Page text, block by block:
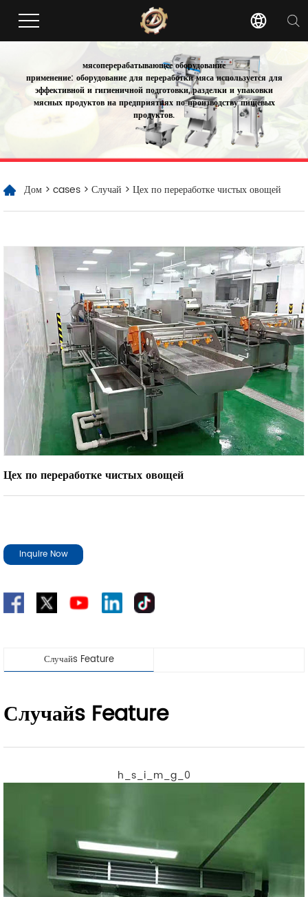
мясоперерабатывающее оборудование
применение: оборудование для переработки мяса используется для
эффективной и гигиеничной подготовки, разделки и упаковки
мясных продуктов на предприятиях по производству пищевых
продуктов.
Дом > cases > Случай > Цех по переработке чистых овощей
Цех по переработке чистых овощей
Inquire Now
Случайs Feature
Случайs Feature
h_s_i_m_g_0